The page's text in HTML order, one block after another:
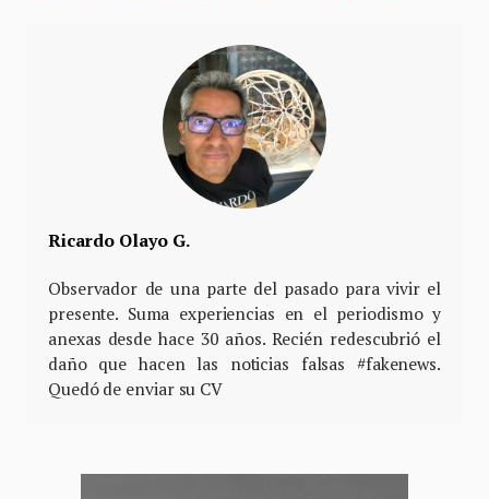
Ricardo Olayo G.
Observador de una parte del pasado para vivir el
presente. Suma experiencias en el periodismo y
anexas desde hace 30 años. Recién redescubrió el
daño que hacen las noticias falsas #fakenews.
Quedó de enviar su CV